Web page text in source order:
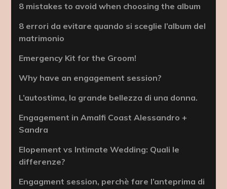
8 mistakes to avoid when choosing the album
8 errori da evitare quando si sceglie l’album del
matrimonio
Emergency Kit for the Groom!
Why have an engagement session?
L’autostima, la grande bellezza di una donna.
Engagement in Amalfi Coast Alessandro +
Sandra
Elopement vs Intimate Wedding: Quali le
differenze?
Engagment session, perchè fare l’anteprima di